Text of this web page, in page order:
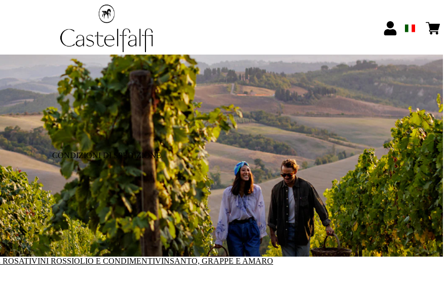
CONDIZIONI DI SPEDIZIONE
VINI ROSSIOLIO E CONDIMENTIVINSANTO, GRAPPE E AMARO